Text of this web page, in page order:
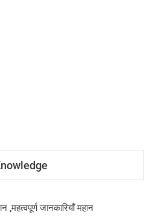
,महत्वपूर्ण जानकारियाँ महान